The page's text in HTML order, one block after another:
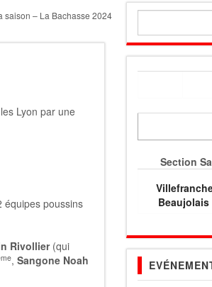
saison – La Bachasse 2024
Lyon par une
équipes poussins
Rivollier(qui
, Sangone Noah
Section
Beaujolais